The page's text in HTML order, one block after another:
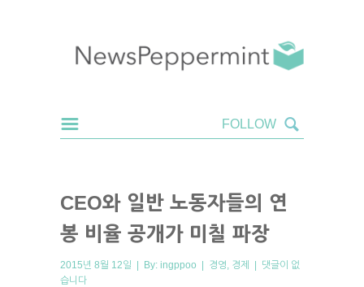
CEO와 일반 노동자들의 연
봉 비율 공개가 미칠 파장
2015년 8월 12일 | By: ingppoo | 경영 경제 | 댓글이 없
습니다